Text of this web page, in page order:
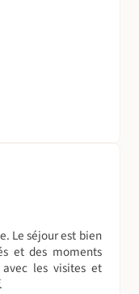
Le séjour est bien
et des moments
les visites et